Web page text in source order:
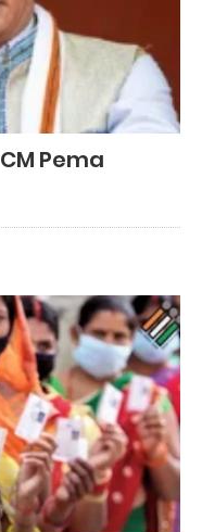
CM Pema